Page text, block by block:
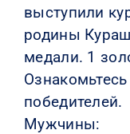
выступили
родины
медали. 1
победителей.
Мужчины: